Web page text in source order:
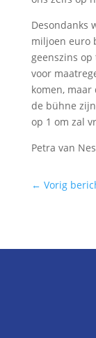
Desondanks
miljoen euro
geenszins
voor
komen,
de bühne
op 1 om zal
Petra van
← Vorig